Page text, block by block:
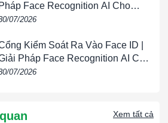
Mỏ
Thác
Trong các hệ thống tuabin gió và thiết
Pháp Face Recognition AI Cho
Nghiệp | VIETPHAT
07/2026
Kiểm Soát Ra Vào Face ID |
Pháp Face Recognition AI Cho
Nghiệp | VIETPHAT
07/2026
Xem tất cả